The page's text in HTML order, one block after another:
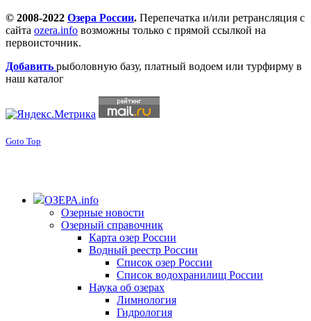
© 2008-2022 Озера России. Перепечатка и/или ретрансляция с
сайта ozera.info возможны только с прямой ссылкой на
первоисточник.
Добавить рыболовную базу, платный водоем или турфирму в
наш каталог
Goto Top
ОЗЕРА.info
Озерные новости
Озерный справочник
Карта озер России
Водный реестр России
Список озер России
Список водохранилищ России
Наука об озерах
Лимнология
Гидрология